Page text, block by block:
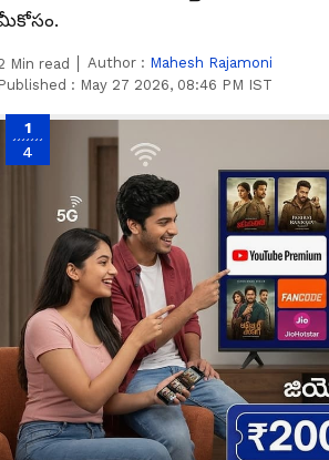
Min read Author : Mahesh Rajamoni
Published : May 27 2026, 08:46 PM IST
1
4